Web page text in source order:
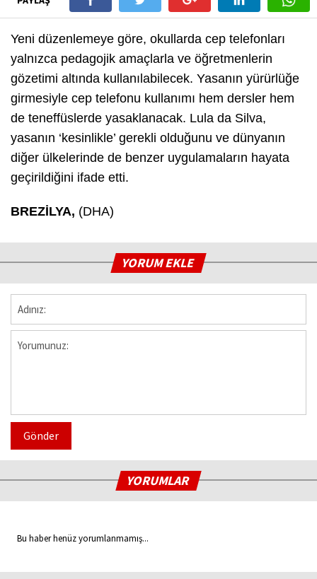
Yeni düzenlemeye göre, okullarda cep telefonları
yalnızca pedagojik amaçlarla ve öğretmenlerin
gözetimi altında kullanılabilecek. Yasanın yürürlüğe
girmesiyle cep telefonu kullanımı hem dersler hem
de teneffüslerde yasaklanacak. Lula da Silva,
yasanın ‘kesinlikle’ gerekli olduğunu ve dünyanın
diğer ülkelerinde de benzer uygulamaların hayata
geçirildiğini ifade etti.
BREZİLYA, (DHA)
YORUM EKLE
Gönder
YORUMLAR
Bu haber henüz yorumlanmamış...